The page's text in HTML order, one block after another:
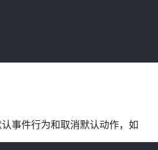
事件行为和取消默认动作，如